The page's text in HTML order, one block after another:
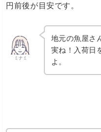
円前後が目安です。
ミナミ
地元の魚屋さ
実ね！入荷日
よ。